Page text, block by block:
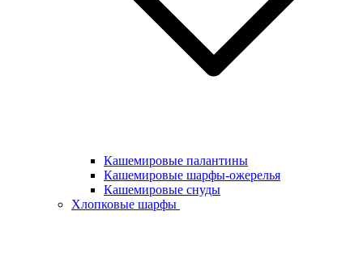
Кашемировые палантины
Кашемировые шарфы-ожерелья
Кашемировые снуды
Хлопковые шарфы